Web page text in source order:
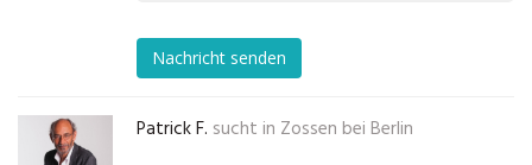
Nachricht senden
Patrick F. sucht in Zossen bei Berlin